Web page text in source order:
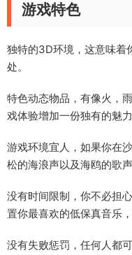
游戏特色
独特的3D环境，这意味着
处。
特色动态物品，有像火，
戏体验增加一份独有的魅力
游戏环境宜人，如果你在
松的海浪声以及海鸥的歌声
没有时间限制，你不必担
置你最喜欢的低保真音乐
没有失败惩罚，任何人都